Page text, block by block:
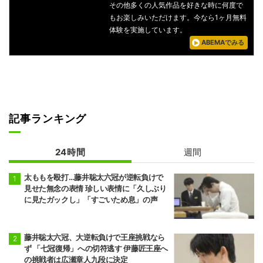
その他多くの人気作品を好きな時に何度で
もお楽しみいただけます。今なら1ヶ月無料
体験を実施しています。
ABEMAでみる
記事ランキング
24時間 週間
太ももを殴打…藤井聡太六冠が逆転負けで
見せた無念の表情 珍しい表情に「久しぶり
に見たガックし」「すごいため息」の声
藤井聡太六冠、大逆転負けで王座挑戦なら
ず 「七冠復帰」への切符逃す 伊藤匠王座へ
の挑戦者は広瀬章人九段に決定